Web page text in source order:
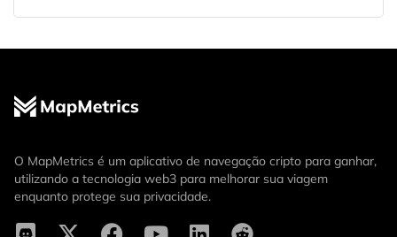
O MapMetrics é um aplicativo de navegação cripto para ganhar,
utilizando a tecnologia web3 para melhorar sua viagem
enquanto protege sua privacidade.